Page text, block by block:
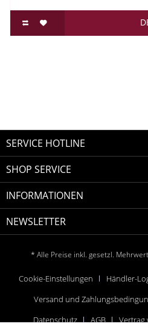
SERVICE HOTLINE
SHOP SERVICE
INFORMATIONEN
NEWSLETTER
* Alle Preise inkl. gesetzl.
Cookie-Einstellungen Händler-
Versand und
Datenschutz
AGB Vertrag